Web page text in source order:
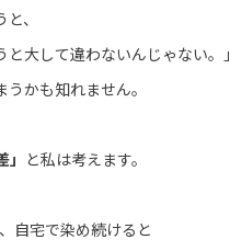
、
と大して違わないんじゃない。」
うかも知れません。
と私は考えます。
自宅で染め続けると